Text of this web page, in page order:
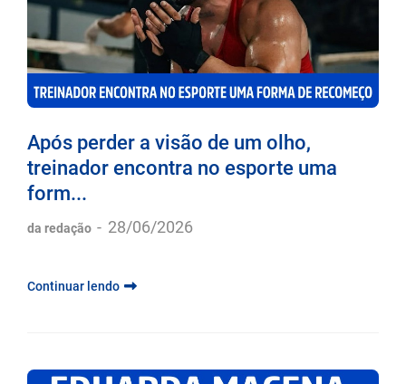
Após perder a visão de um olho,
treinador encontra no esporte uma
form...
da redação - 28/06/2026
Continuar lendo